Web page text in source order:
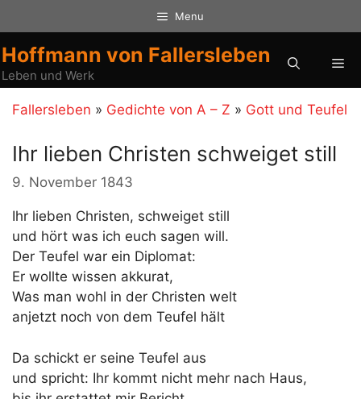
Inhalt
springen
Menu
Hoffmann von Fallersleben
Leben und Werk
Fallersleben » Gedichte von A – Z » Gott und Teufel
Ihr lieben Christen schweiget still
9. November 1843
Ihr lieben Christen, schweiget still
und hört was ich euch sagen will.
Der Teufel war ein Diplomat:
Er wollte wissen akkurat,
Was man wohl in der Christen welt
anjetzt noch von dem Teufel hält
Da schickt er seine Teufel aus
und spricht: Ihr kommt nicht mehr nach Haus,